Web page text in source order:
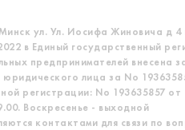
ул. Ул. Иосифа Жиновича д
в Единый государственный
предпринимателей внесена
лица за No
регистрации: No 193635857 от
Воскресенье - выходной
контактами для связи по